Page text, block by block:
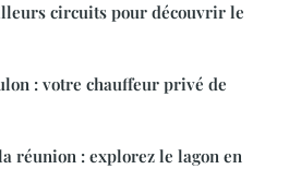
circuits pour découvrir le
: votre chauffeur privé de
réunion : explorez le lagon en